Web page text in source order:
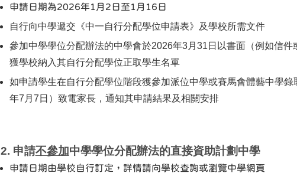
申請日期為2026年1月2日至1月16日
自行向中學遞交《中一自行分配學位申請表》及學校所需文件
參加中學學位分配辦法的中學會於2026年3月31日以書面（例如信
獲學校納入其自行分配學位正取學生名單
如申請學生在自行分配學位階段獲參加派位中學或賽馬會體藝中學
年7月7日）致電家長，通知其申請結果及相關安排
2. 申請不參加中學學位分配辦法的直接資助計劃中學
申請日期由學校自行訂定，詳情請向學校查詢或瀏覽中學網頁